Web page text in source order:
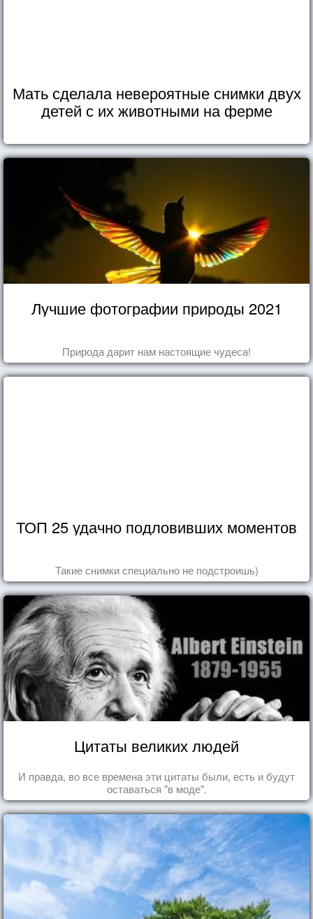
Мать сделала невероятные снимки двух
детей с их животными на ферме
Лучшие фотографии природы 2021
Природа дарит нам настоящие чудеса!
ТОП 25 удачно подловивших моментов
Такие снимки специально не подстроишь)
Цитаты великих людей
И правда, во все времена эти цитаты были, есть и будут
оставаться "в моде".